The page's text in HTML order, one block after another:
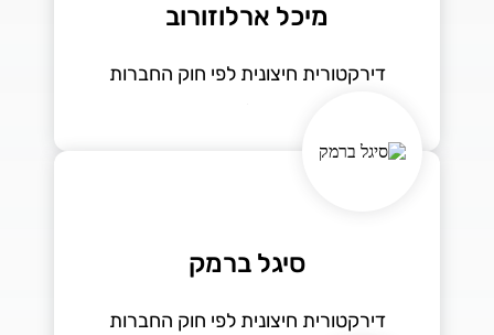
מיכל ארלוזורוב
דירקטורית חיצונית לפי חוק החברות
סיגל ברמק
דירקטורית חיצונית לפי חוק החברות